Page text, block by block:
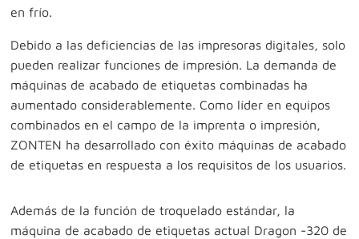
en frío.
Debido a las deficiencias de las impresoras digitales, solo
pueden realizar funciones de impresión. La demanda de
máquinas de acabado de etiquetas combinadas ha
aumentado considerablemente. Como líder en equipos
combinados en el campo de la imprenta o impresión,
ZONTEN ha desarrollado con éxito máquinas de acabado
de etiquetas en respuesta a los requisitos de los usuarios.
Además de la función de troquelado estándar, la
máquina de acabado de etiquetas actual Dragon -320 de